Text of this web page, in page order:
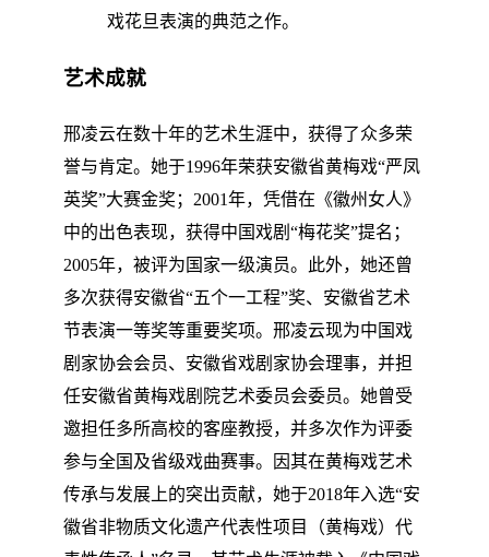
戏花旦表演的典范之作。
艺术成就
邢凌云在数十年的艺术生涯中，获得了众多荣
誉与肯定。她于1996年荣获安徽省黄梅戏“严凤
英奖”大赛金奖；2001年，凭借在《徽州女人》
中的出色表现，获得中国戏剧“梅花奖”提名；
2005年，被评为国家一级演员。此外，她还曾
多次获得安徽省“五个一工程”奖、安徽省艺术
节表演一等奖等重要奖项。邢凌云现为中国戏
剧家协会会员、安徽省戏剧家协会理事，并担
任安徽省黄梅戏剧院艺术委员会委员。她曾受
邀担任多所高校的客座教授，并多次作为评委
参与全国及省级戏曲赛事。因其在黄梅戏艺术
传承与发展上的突出贡献，她于2018年入选“安
徽省非物质文化遗产代表性项目（黄梅戏）代